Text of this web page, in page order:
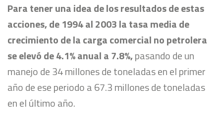
Para tener una idea de los resultados de estas
acciones, de 1994 al 2003 la tasa media de
crecimiento de la carga comercial no petrolera
se elevó de 4.1% anual a 7.8%,pasando de un
manejo de 34 millones de toneladas en el primer
año de ese periodo a 67.3 millones de toneladas
en el último año.